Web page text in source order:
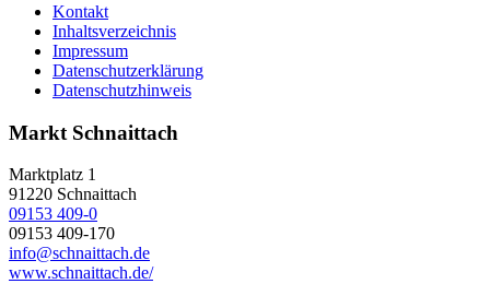
Kontakt
Inhaltsverzeichnis
Impressum
Datenschutzerklärung
Datenschutzhinweis
Markt Schnaittach
Marktplatz 1
91220 Schnaittach
09153 409-0
09153 409-170
info@schnaittach.de
www.schnaittach.de/